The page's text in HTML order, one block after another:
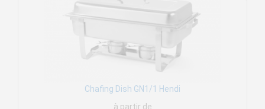
Chafing Dish GN1/1 Hendi
à partir de